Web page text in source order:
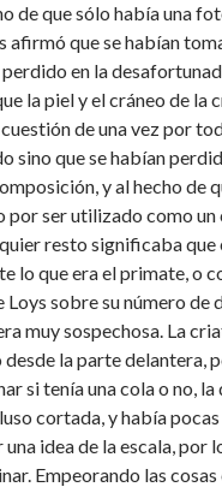
de que sólo había una
afirmó que se habían
en la
la piel y el cráneo de la
de una vez por
sino que se habían
y al hecho de
por ser utilizado como un
resto significaba
lo que era el primate, o
sobre su número de
muy sospechosa. La
la parte delantera,
si tenía una cola o no,
cortada, y había
idea de la escala, por
Empeorando las